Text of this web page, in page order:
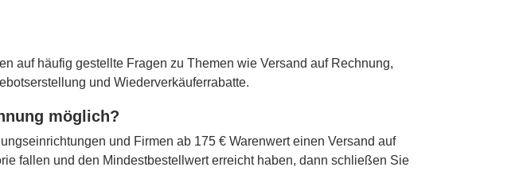
auf häufig gestellte Fragen zu Themen wie Versand auf Rechnung,
und Wiederverkäuferrabatte.
möglich?
und Firmen ab 175 € Warenwert einen Versand auf
fallen und den Mindestbestellwert erreicht haben, dann schließen Sie